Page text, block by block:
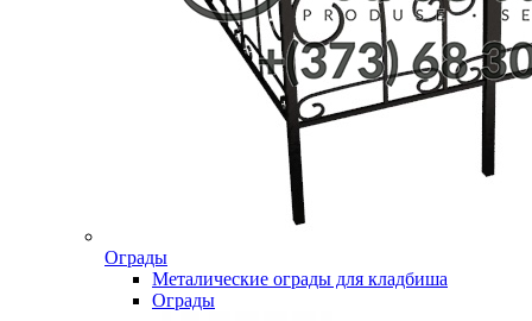
Ограды
Металические ограды для кладбиша
Ограды